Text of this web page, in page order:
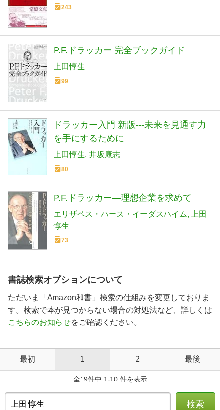
243
P.F.ドラッカー 完全ブックガイド
上田惇生
99
ドラッカー入門 新版---未来を見通す力
を手にするために
上田惇生 井坂康志
80
P.F.ドラッカー―理想企業を求めて
エリザベス・ハース・イーダスハイム
上田
惇生
73
書誌検索オプションについて
ただいま「Amazon和書」検索の仕組みを変更しておりま
す。検索で本が見つからない場合の対処法など、詳しくは
こちらのお知らせをご確認ください。
最初 1 2 最後
全19件中 1-10 件を表示
検索